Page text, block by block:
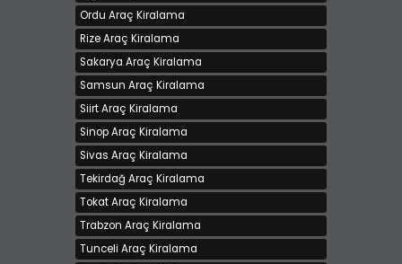
Ordu Araç Kiralama
Rize Araç Kiralama
Sakarya Araç Kiralama
Samsun Araç Kiralama
Siirt Araç Kiralama
Sinop Araç Kiralama
Sivas Araç Kiralama
Tekirdağ Araç Kiralama
Tokat Araç Kiralama
Trabzon Araç Kiralama
Tunceli Araç Kiralama